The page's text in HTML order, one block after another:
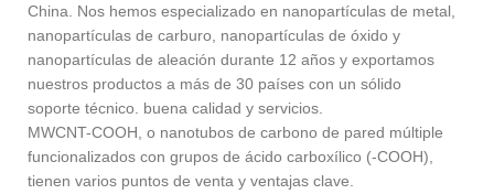
China. Nos hemos especializado en nanopartículas de metal,
nanopartículas de carburo, nanopartículas de óxido y
nanopartículas de aleación durante 12 años y exportamos
nuestros productos a más de 30 países con un sólido
soporte técnico. buena calidad y servicios.
MWCNT-COOH, o nanotubos de carbono de pared múltiple
funcionalizados con grupos de ácido carboxílico (-COOH),
tienen varios puntos de venta y ventajas clave.